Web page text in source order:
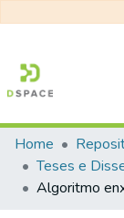
Communities &
All of DSpace
Home